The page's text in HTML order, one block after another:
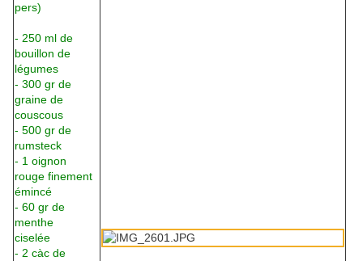
pers)
- 250 ml de
bouillon de
légumes
- 300 gr de
graine de
couscous
- 500 gr de
rumsteck
- 1 oignon
rouge finement
émincé
- 60 gr de
menthe
ciselée
- 2 càc de